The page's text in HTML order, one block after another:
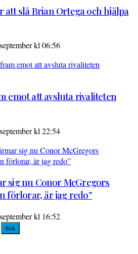
att slå Brian Ortega och hjälpa
kl 06:56
emot att avsluta rivaliteten
kl 22:54
sig nu Conor McGregors
förlorar, är jag redo”
kl 16:52